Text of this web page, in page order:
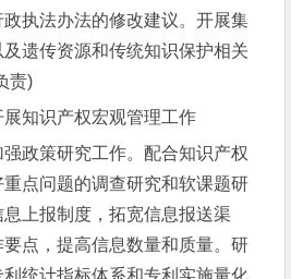
执法办法的修改建议。开展集
遗传资源和传统知识保护相关
责)
识产权宏观管理工作
策研究工作。配合知识产权
点问题的调查研究和软课题研
上报制度，拓宽信息报送渠
点，提高信息数量和质量。研
统计指标体系和专利实施量化